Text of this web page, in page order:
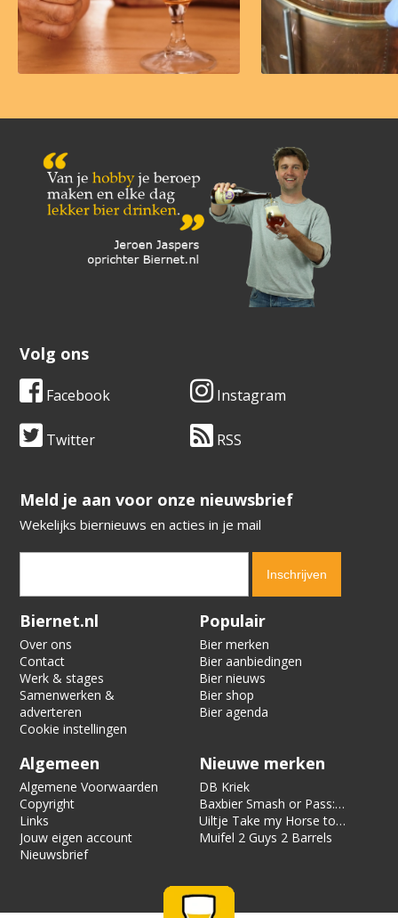
Volg ons
Facebook Instagram
Twitter RSS
​​​​​​​Meld je aan voor onze nieuwsbrief
Wekelijks biernieuws en acties in je mail
Verification code:
Biernet.nl
Over ons
Contact
Werk & stages
Samenwerken &
adverteren
Cookie instellingen
Populair
Bier merken
Bier aanbiedingen
Bier nieuws
Bier shop
Bier agenda
Algemeen
Algemene Voorwaarden
Copyright
Links
Jouw eigen account
Nieuwsbrief
Nieuwe merken
DB Kriek
Baxbier Smash or Pass:
Strata
Uiltje Take my Horse to
the Hotel Room
Muifel 2 Guys 2 Barrels